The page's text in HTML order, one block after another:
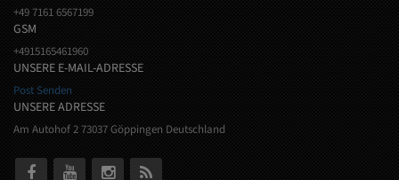
+49 7161 6567199
GSM
+4915165461960
UNSERE E-MAIL-ADRESSE
Post Senden
UNSERE ADRESSE
Am Autohof 2 73037 Göppingen Deutschland